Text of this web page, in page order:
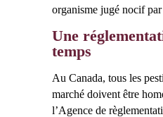
organisme jugé nocif
Une
temps
Au Canada, tous les
marché doivent être
l’Agence de